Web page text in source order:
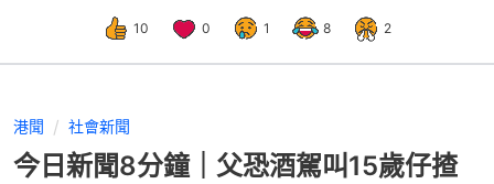
10 0 1 8 2
港聞 社會新聞
今日新聞8分鐘｜父恐酒駕叫15歲仔揸